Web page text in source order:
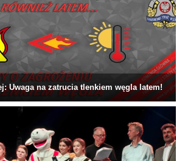
Uwaga na zatrucia tlenkiem węgla latem!